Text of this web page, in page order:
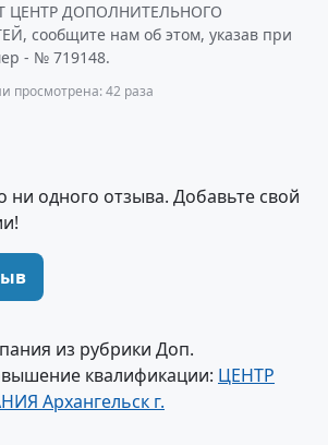
ЦЕНТР ДОПОЛНИТЕЛЬНОГО
сообщите нам об этом, указав при
- № 719148.
просмотрена: 42 раза
ни одного отзыва. Добавьте свой
из рубрики Доп.
квалификации: ЦЕНТР
Архангельск г.